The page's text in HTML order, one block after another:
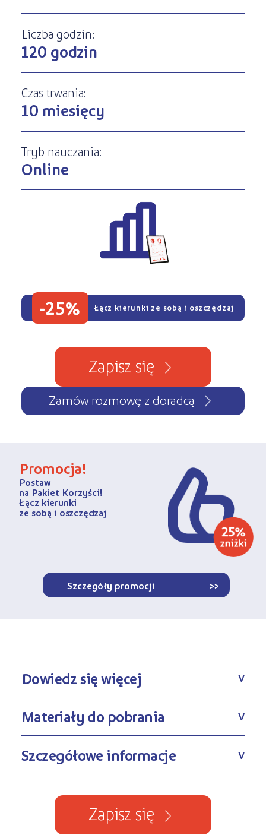
Kursy stacjonarne
s STREFA SŁUCHACZA
Liczba godzin:
120 godzin
Czas trwania:
10 miesięcy
Tryb nauczania:
Online
-25% Łącz kierunki ze sobą i oszczędzaj
Zapisz się
Zamów rozmowę z doradcą
Promocja!
Postaw
na Pakiet Korzyści!
Łącz kierunki
ze sobą i oszczędzaj
Szczegóły promocji >>
Dowiedz się więcej V
Materiały do pobrania V
Szczegółowe informacje V
Zapisz się